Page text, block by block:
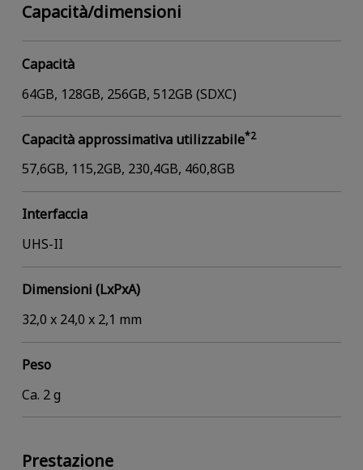
Capacità/dimensioni
Capacità
64GB, 128GB, 256GB, 512GB (SDXC)
Capacità approssimativa utilizzabile*2
57,6GB, 115,2GB, 230,4GB, 460,8GB
Interfaccia
UHS-II
Dimensioni (LxPxA)
32,0 x 24,0 x 2,1 mm
Peso
Ca. 2 g
Prestazione